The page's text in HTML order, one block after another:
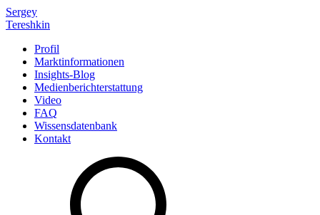
Sergey
Tereshkin
Profil
Marktinformationen
Insights-Blog
Medienberichterstattung
Video
FAQ
Wissensdatenbank
Kontakt